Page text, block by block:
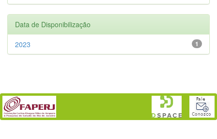
Data de Disponibilização
1
2023